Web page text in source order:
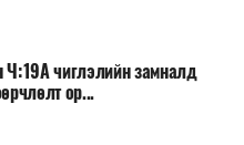
Ч:19А чиглэлийн замналд
ор...